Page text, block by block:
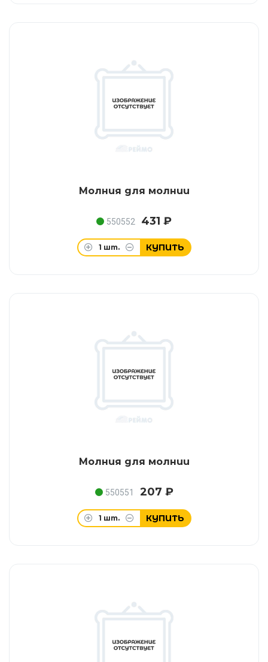
Молния для молнии
550552 431 ₽
1 шт. КУПИТЬ
Молния для молнии
550551 207 ₽
1 шт. КУПИТЬ